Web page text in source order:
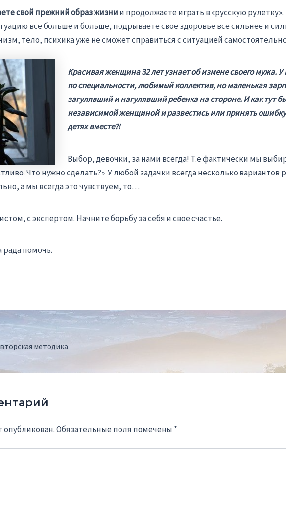
свой прежний образ жизни и продолжаете играть в «русскую
все больше и больше, подрываете свое здоровье все сильнее и
тело, психика уже не сможет справиться с ситуацией
Красивая женщина 32 лет узнает об измене своего мужа.
по специальности, любимый коллектив, но маленькая
загулявший и нагулявший ребенка на стороне. И как тут
независимой женщиной и развестись или принять
детях вместе?!
Выбор, девочки, за нами всегда! Т.е фактически мы
Что нужно сделать?» У любой задачки всегда несколько
а мы всегда это чувствуем, то…
с экспертом. Начните борьбу за себя и свое счастье.
рада помочь.
методика
опубликован.Обязательные поля помечены *